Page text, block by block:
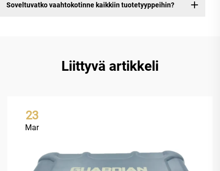
Soveltuvatko vaahtokotinne kaikkiin tuotetyyppeihin?
Liittyvä artikkeli
23
Mar